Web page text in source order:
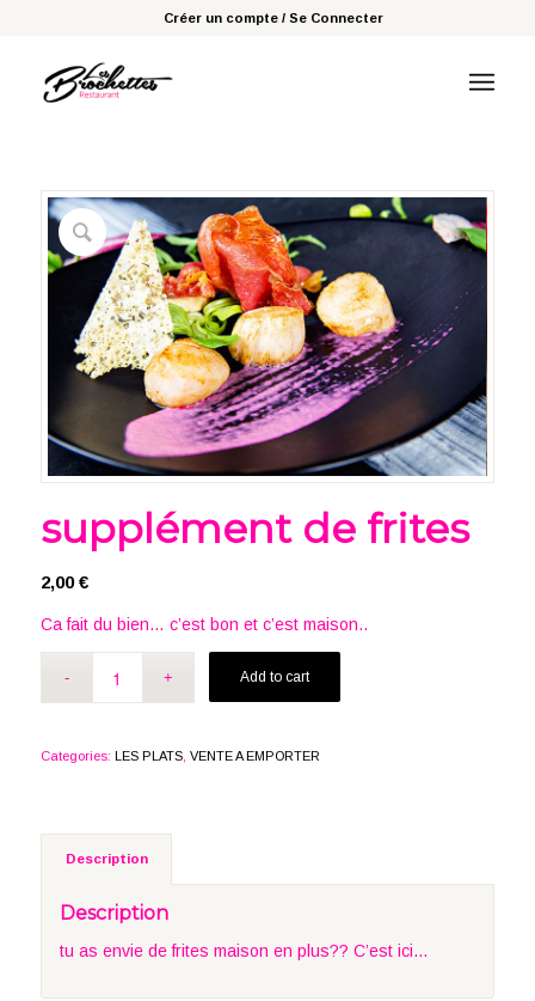
Créer un compte / Se Connecter
supplément de frites
2,00€
Ca fait du bien… c’est bon et c’est maison..
Add to cart
Categories: LES PLATS, VENTE A EMPORTER
Description
Description
tu as envie de frites maison en plus?? C’est ici…